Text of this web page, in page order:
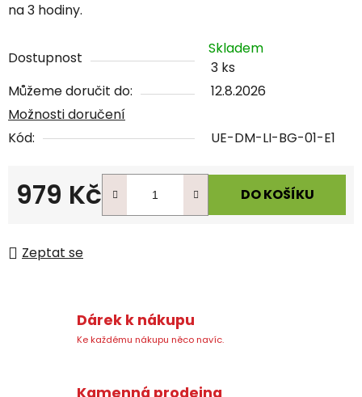
na 3 hodiny.
Dostupnost
Skladem
3 ks
Můžeme doručit do:
12.8.2026
Možnosti doručení
Kód:
UE-DM-LI-BG-01-E1
979 Kč DO KOŠÍKU
Zeptat se
Dárek k nákupu
Ke každému nákupu něco navíc.
Kamenná prodejna